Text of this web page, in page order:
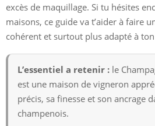
excès de maquillage. Si tu hésites
maisons, ce guide va t’aider à faire
cohérent et surtout plus adapté à
L’essentiel a retenir : le
est une maison de vigneron
précis, sa finesse et son ancrage
champenois.